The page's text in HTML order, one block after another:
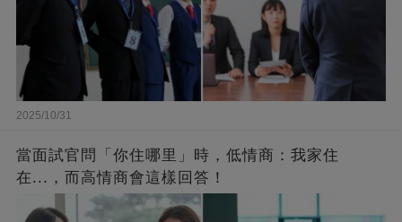
2025/10/31
當面試官問「你住哪里」時，低情商：我家住
在...，而高情商會這樣回答！